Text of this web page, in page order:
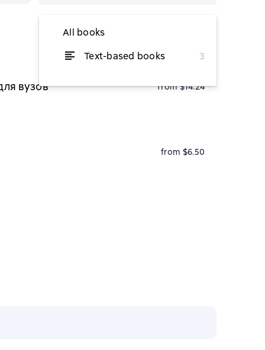
All books
Text-based books
3
from $11.41
вузов from $14.24
from $6.50